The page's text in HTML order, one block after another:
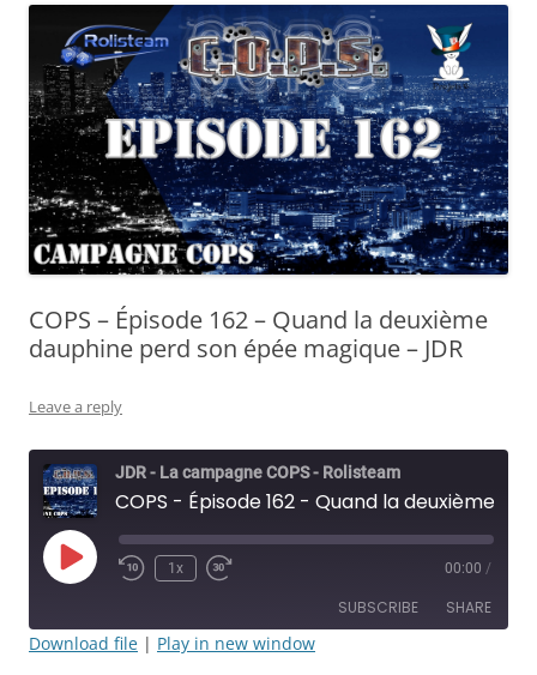
COPS – Épisode 162 – Quand la deuxième
dauphine perd son épée magique – JDR
Leave a reply
JDR - La campagne COPS - Rolisteam
Play
Episode
Rewind
1x
Fast
seconds
00:00 /
SUBSCRIBE SHARE
Download file | Play in new window